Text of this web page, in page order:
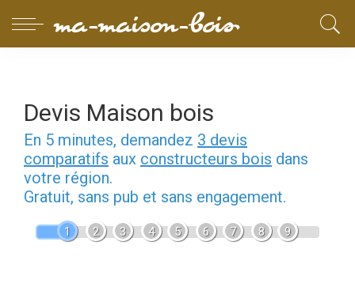
Devis Maison bois
En 5 minutes, demandez 3 devis
comparatifs aux constructeurs bois dans
votre région.
Gratuit, sans pub et sans engagement.
1 2 3 4 5 6 7 8 9